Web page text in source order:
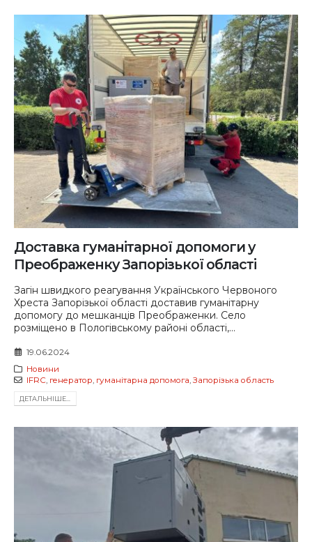
Доставка гуманітарної допомоги у
Преображенку Запорізької області
Загін швидкого реагування Українського Червоного
Хреста Запорізької області доставив гуманітарну
допомогу до мешканців Преображенки. Село
розміщено в Пологівському районі області,...
19.06.2024
Новини
IFRC, генератор, гуманітарна допомога, Запорізька область
ДЕТАЛЬНIШЕ...